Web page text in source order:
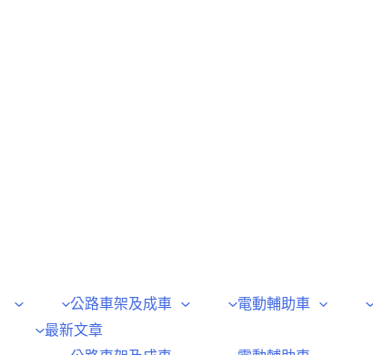
公路車架及成車 電動輔助車
最新文章